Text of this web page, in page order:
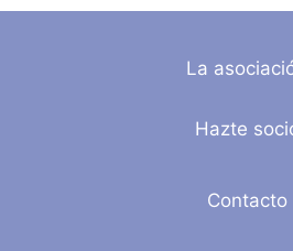
La
Hazte
Contacto